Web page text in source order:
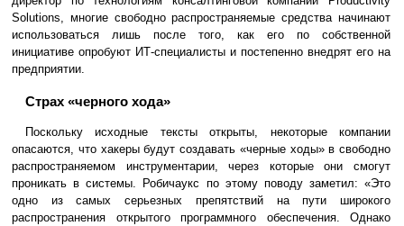
Solutions, многие свободно распространяемые средства начинают
использоваться лишь после того, как его по собственной
инициативе опробуют ИТ-специалисты и постепенно внедрят его на
предприятии.
Страх «черного хода»
Поскольку исходные тексты открыты, некоторые компании
опасаются, что хакеры будут создавать «черные ходы» в свободно
распространяемом инструментарии, через которые они смогут
проникать в системы. Робичаукс по этому поводу заметил: «Это
одно из самых серьезных препятствий на пути широкого
распространения открытого программного обеспечения. Однако